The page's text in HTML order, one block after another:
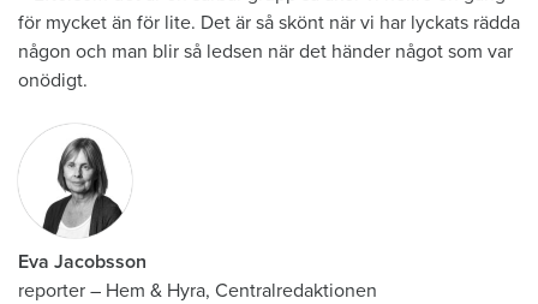
för mycket än för lite. Det är så skönt när vi har lyckats rädda
någon och man blir så ledsen när det händer något som var
onödigt.
Eva Jacobsson
reporter – Hem & Hyra, Centralredaktionen